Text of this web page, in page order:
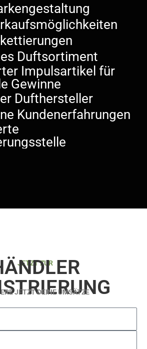
Duftsortiment
Impulsartikel für
Gewinne
Dufthersteller
Kundenerfahrungen
JETZT ZUR
JETZT DEINE UMSÄTZE